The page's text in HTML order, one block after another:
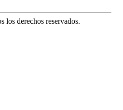
los derechos reservados.